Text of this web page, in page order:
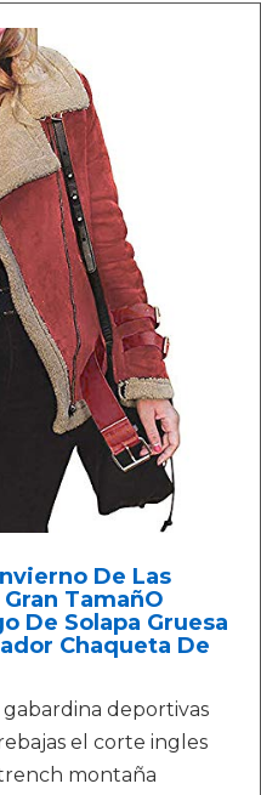
De Las
TamañO
De Solapa Gruesa
Chaqueta De
deportivas
el corte ingles
montaña